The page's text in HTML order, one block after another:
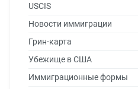
USCIS
Новости иммиграции
Грин-карта
Убежище в США
Иммиграционные формы